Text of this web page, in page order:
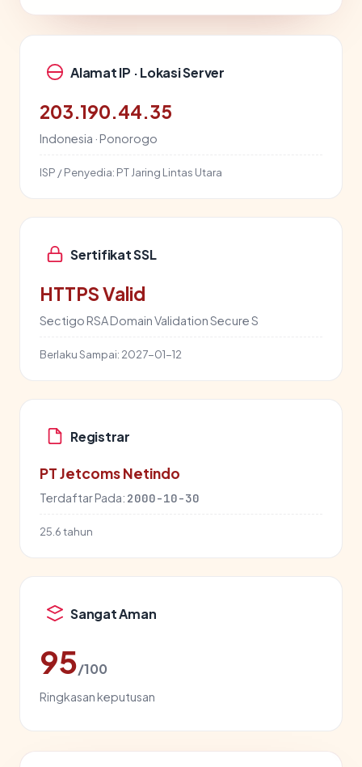
Alamat IP · Lokasi Server
203.190.44.35
Indonesia · Ponorogo
ISP / Penyedia: PT Jaring Lintas Utara
Sertifikat SSL
HTTPS Valid
Sectigo RSA Domain Validation Secure S
Berlaku Sampai: 2027-01-12
Registrar
PT Jetcoms Netindo
Terdaftar Pada: 2000-10-30
25.6 tahun
Sangat Aman
95/100
Ringkasan keputusan